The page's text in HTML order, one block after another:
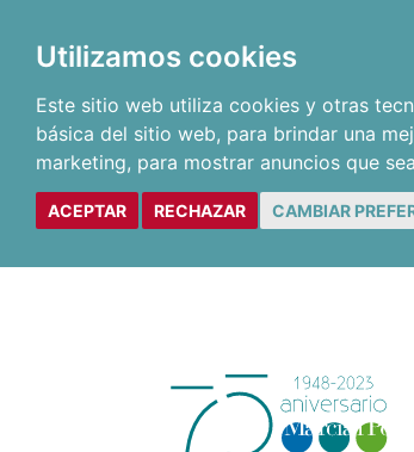
Utilizamos cookies
Este sitio web utiliza cookies y otras
básica del sitio web, para brindar una
marketing, para mostrar anuncios que
ACEPTAR RECHAZAR CAMBIAR